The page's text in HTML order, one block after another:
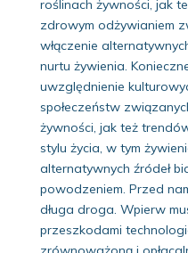
roślinach żywności, jak
zdrowym odżywianiem
włączenie
nurtu żywienia.
uwzględnienie
społeczeństw
żywności, jak też
stylu życia, w tym
alternatywnych źródeł
powodzeniem. Przed
długa droga. Wpierw
przeszkodami